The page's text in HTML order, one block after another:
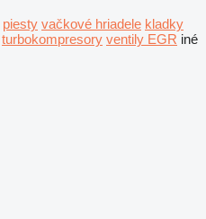
piesty vačkové hriadele kladky
turbokompresory ventily EGR iné